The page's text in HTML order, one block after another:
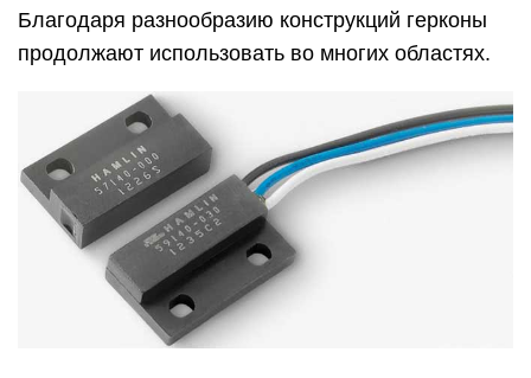
Благодаря разнообразию конструкций герконы
продолжают использовать во многих областях.